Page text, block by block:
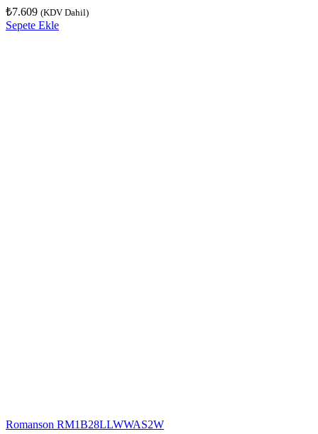
₺7.609 (KDV Dahil)
Sepete Ekle
Romanson RM1B28LLWWAS2W